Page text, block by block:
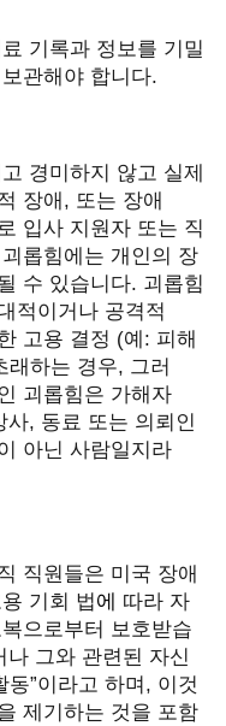
기록과 정보를 기밀
관해야 합니다.
경미하지 않고 실제
장애 , 또는 장애
입사 지원자 또는 직
괴롭힘에는 개인의 장
수 있습니다. 괴롭힘
적이거나 공격적
고용 결정 (예 : 피해
래하는 경우, 그러
괴롭힘은 가해자
사, 동료 또는 의뢰인
아닌 사람일지라
직원들은 미국 장애
기회 법에 따라 자
으로부터 보호받습
그와 관련된 자신
동”이라고 하며 , 이것
제기하는 것을 포함